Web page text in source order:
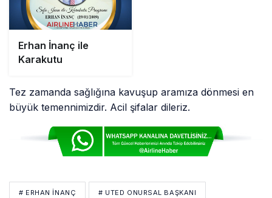
Erhan İnanç ile
Karakutu
​Tez zamanda sağlığına kavuşup aramıza dönmesi en
büyük temennimizdir. Acil şifalar dileriz.
# ERHAN INANÇ # UTED ONURSAL BAŞKANI